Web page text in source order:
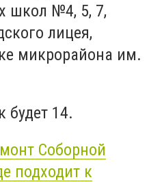
школ №4, 5, 7,
лицея,
микрорайона им.
будет 14.
Соборной
подходит к